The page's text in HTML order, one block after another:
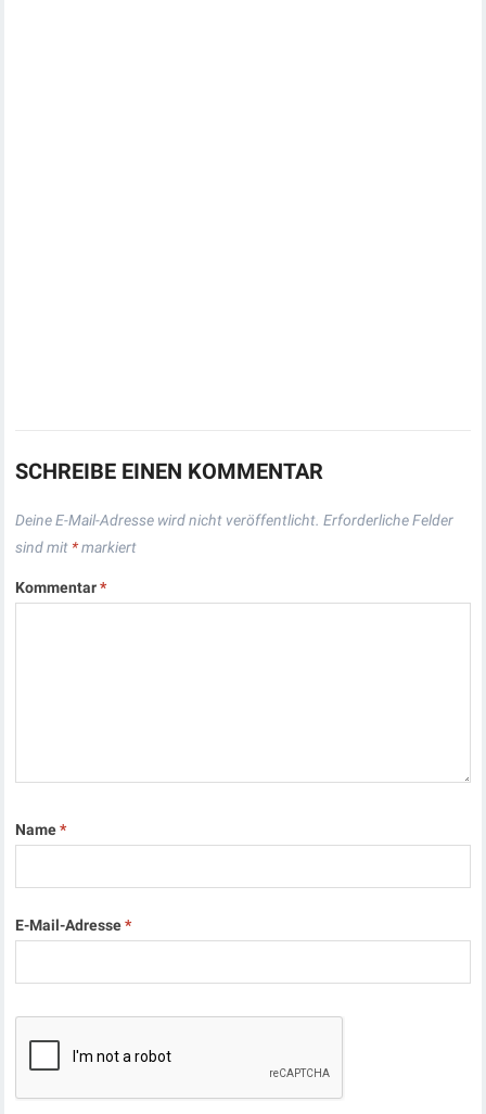
SCHREIBE EINEN KOMMENTAR
Deine E-Mail-Adresse wird nicht veröffentlicht. Erforderliche Felder
sind mit *markiert
Kommentar*
Name*
E-Mail-Adresse*